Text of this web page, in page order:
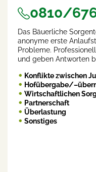
0810/
Das Bäuerliche
anonyme erste
Probleme.
und geben Antworten
Konflikte zwischen
Hofübergabe/
Wirtschaftlichen
Partnerschaft
Überlastung
Sonstiges